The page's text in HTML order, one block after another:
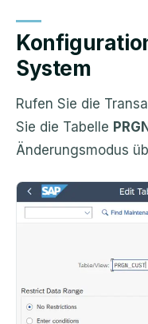
System
Rufen Sie die
Sie die Tabelle
Änderungsmodus